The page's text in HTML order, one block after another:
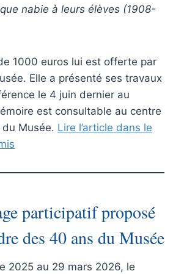
nabie à leurs élèves (1908-
1000 euros lui est offerte par
Elle a présenté ses travaux
le 4 juin dernier au
est consultable au centre
Musée. Lire l’article dans le
participatif proposé
des 40 ans du Musée
2025 au 29 mars 2026, le